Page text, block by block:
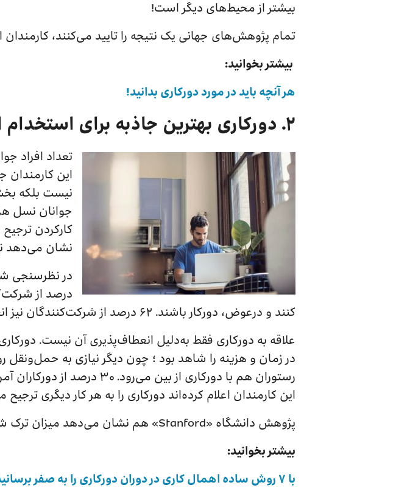
بیشتر از محیط‌های دیگر است!
تمام پژوهش‌های جهانی یک نتیجه را تایید می‌کنند،
بیشتر بخوانید:
هر آنچه باید در مورد دورکاری بدانید!
۲. دورکاری بهترین جاذبه برای استخدام استعداد‌ها
تعداد افراد
این کارمندان
کارکردن
نشان می‌دهد
درصد از
کنند و درعوض، دورکار باشند. ۶۲ درصد از شرکت‌کنندگان نیز انعطاف‌پذیری را مهم‌ترین عامل در انتخاب شغل دانسته‌اند.
علاقه به دورکاری فقط به‌دلیل انعطاف‌پذیری آن نیست.
در زمان و هزینه‌ را شاهد بود ؛ چون دیگر نیازی به حمل‌ونقل
این کارمندان اعلام کرده‌اند دورکاری را به هر کار دیگری
پژوهش دانشگاه «Stanford» هم نشان می‌دهد میزان ترک شغل و اصطکاک کاری در مشاغل دورکار ۵۰ درصد کاهش می‌یابد!
بیشتر بخوانید:
با ۷ روش ساده اهمال کاری در دوران دورکاری را به صفر برسانید!